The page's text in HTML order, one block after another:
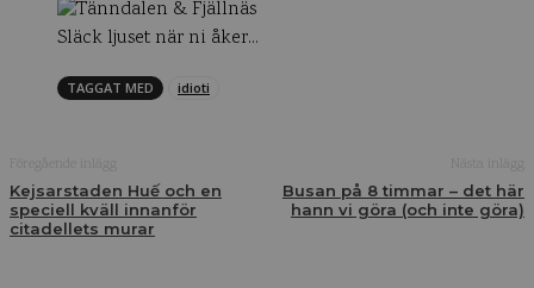
Släck ljuset när ni åker…
TAGGAT MED idioti
Kejsarstaden Huế och en
speciell kväll innanför
citadellets murar
Busan på 8 timmar – det här
hann vi göra (och inte göra)